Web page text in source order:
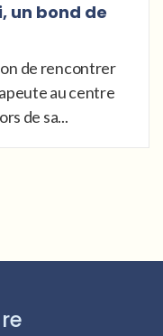
un bond de
de rencontrer
au centre
de sa...